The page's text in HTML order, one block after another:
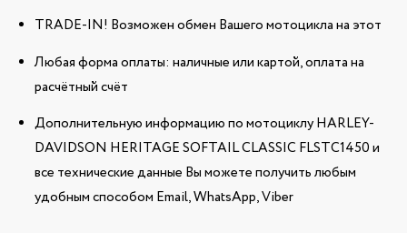
TRADE-IN! Возможен обмен Вашего мотоцикла на этот
Любая форма оплаты: наличные или картой, оплата на
расчётный счёт
Дополнительную информацию по мотоциклу HARLEY-
DAVIDSON HERITAGE SOFTAIL CLASSIC FLSTC1450 и
все технические данные Вы можете получить любым
удобным способом Email, WhatsApp, Viber